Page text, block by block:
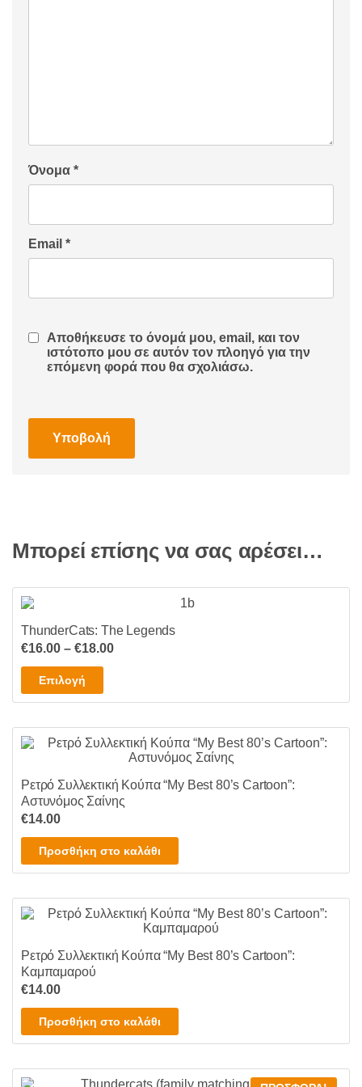
Όνομα *
Email *
Αποθήκευσε το όνομά μου, email, και τον
ιστότοπο μου σε αυτόν τον πλοηγό για την
επόμενη φορά που θα σχολιάσω.
Μπορεί επίσης να σας αρέσει…
ThunderCats: The Legends
€16.00 – €18.00Price
through
€18.00
Επιλογή
το
πολλαπλές
Οι
επιλογές
να
επιλεγούν
σελίδα
προϊόντος
Ρετρό Συλλεκτική Κούπα “My Best 80’s Cartoon”:
Αστυνόμος Σαίνης
€14.00
Προσθήκη στο καλάθι
Ρετρό Συλλεκτική Κούπα “My Best 80’s Cartoon”:
Καμπαμαρού
€14.00
Προσθήκη στο καλάθι